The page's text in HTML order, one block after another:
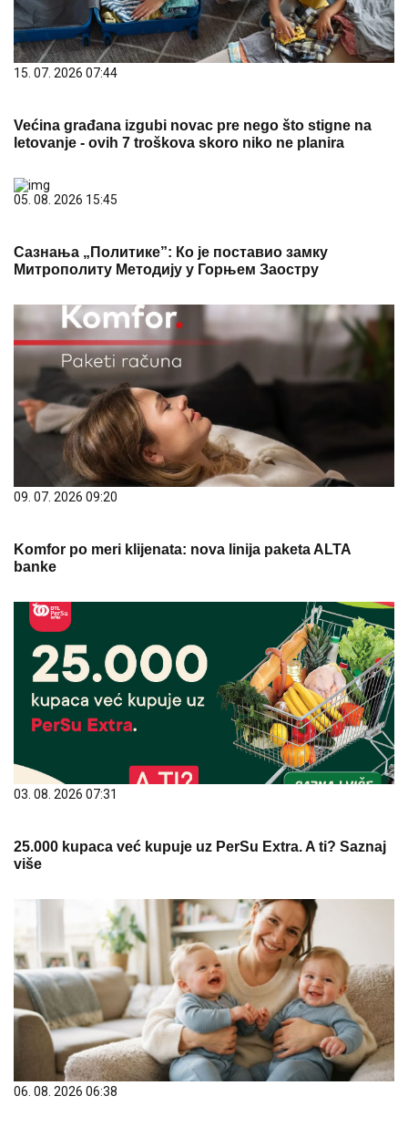
15. 07. 2026 07:44
Većina građana izgubi novac pre nego što stigne na
letovanje - ovih 7 troškova skoro niko ne planira
05. 08. 2026 15:45
Сазнања „Политике”: Ко је поставио замку
Митрополиту Методију у Горњем Заостру
09. 07. 2026 09:20
Komfor po meri klijenata: nova linija paketa ALTA
banke
03. 08. 2026 07:31
25.000 kupaca već kupuje uz PerSu Extra. A ti? Saznaj
više
06. 08. 2026 06:38